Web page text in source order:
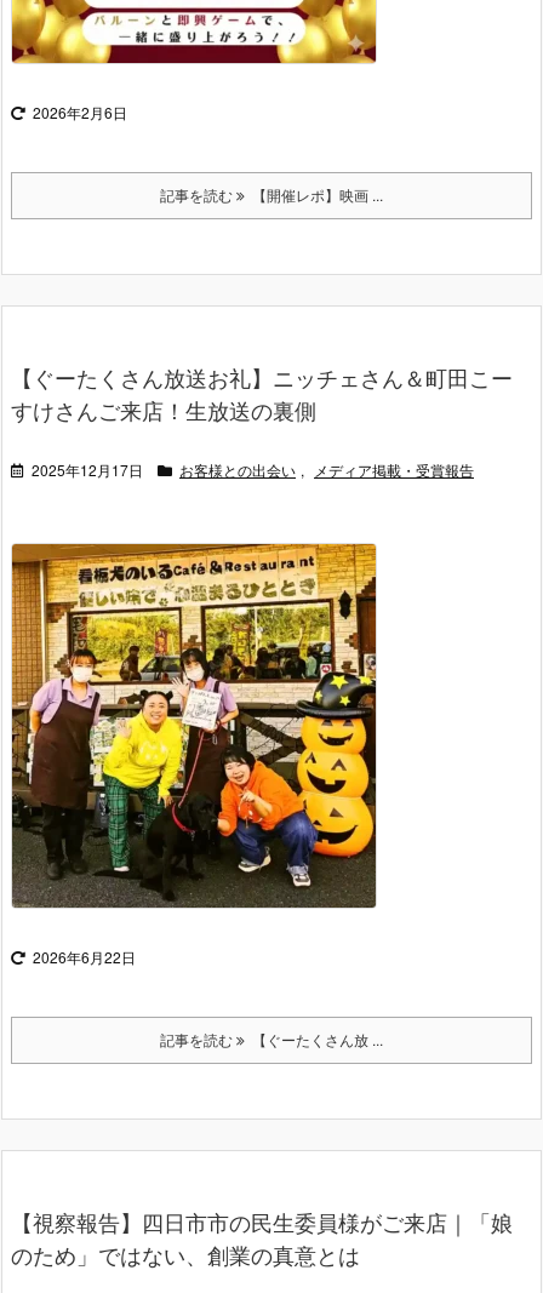
2026年2月6日
記事を読む 【開催レポ】映画 ...
【ぐーたくさん放送お礼】ニッチェさん＆町田こー
すけさんご来店！生放送の裏側
2025年12月17日 お客様との出会い , メディア掲載・受賞報告
2026年6月22日
記事を読む 【ぐーたくさん放 ...
【視察報告】四日市市の民生委員様がご来店｜「娘
のため」ではない、創業の真意とは